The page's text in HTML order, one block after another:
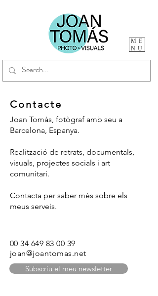
ME
NU
Contacte
Joan Tomàs, fotògraf amb seu a
Barcelona, Espanya.
Realització de retrats, documentals,
visuals, projectes socials i art
comunitari.
Contacta per saber més sobre els
meus serveis.
00 34 649 83 00 39
joan@joantomas.net
Subscriu el meu newsletter